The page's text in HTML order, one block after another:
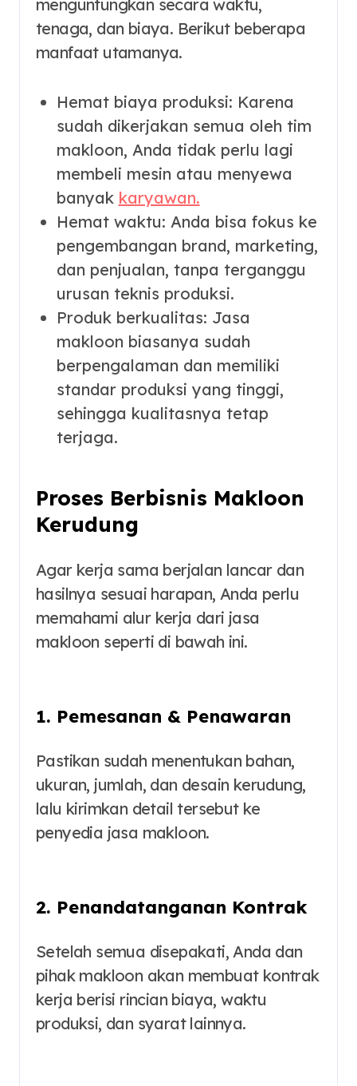
menguntungkan secara waktu,
tenaga, dan biaya. Berikut beberapa
manfaat utamanya.
Hemat biaya produksi: Karena
sudah dikerjakan semua oleh tim
makloon, Anda tidak perlu lagi
membeli mesin atau menyewa
banyak karyawan.
Hemat waktu: Anda bisa fokus ke
pengembangan brand, marketing,
dan penjualan, tanpa terganggu
urusan teknis produksi.
Produk berkualitas: Jasa
makloon biasanya sudah
berpengalaman dan memiliki
standar produksi yang tinggi,
sehingga kualitasnya tetap
terjaga.
Proses Berbisnis Makloon
Kerudung
Agar kerja sama berjalan lancar dan
hasilnya sesuai harapan, Anda perlu
memahami alur kerja dari jasa
makloon seperti di bawah ini.
1. Pemesanan & Penawaran
Pastikan sudah menentukan bahan,
ukuran, jumlah, dan desain kerudung,
lalu kirimkan detail tersebut ke
penyedia jasa makloon.
2. Penandatanganan Kontrak
Setelah semua disepakati, Anda dan
pihak makloon akan membuat kontrak
kerja berisi rincian biaya, waktu
produksi, dan syarat lainnya.